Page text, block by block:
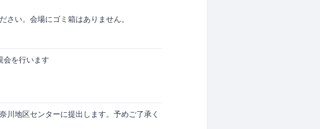
い。会場にゴミ箱はありません。
を行います
川地区センターに提出します。予めご了承く